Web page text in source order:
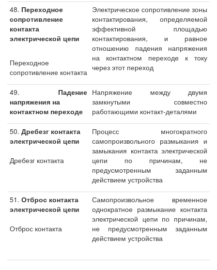
48. Переходное
сопротивление
контакта
электрической цепи
Переходное
сопротивление контакта
Электрическое сопротивление зоны
контактирования, определяемой
эффективной площадью
контактирования, и равное
отношению падения напряжения
на контактном переходе к току
через этот переход
49. Падение
напряжения на
контактном переходе
Напряжение между двумя
замкнутыми совместно
работающими контакт-деталями
50. Дребезг контакта
электрической цепи
Дребезг контакта
Процесс многократного
самопроизвольного размыкания и
замыкания контакта электрической
цепи по причинам, не
предусмотренным заданным
действием устройства
51. Отброс контакта
электрической цепи
Отброс контакта
Самопроизвольное временное
однократное размыкание контакта
электрической цепи по причинам,
не предусмотренным заданным
действием устройства